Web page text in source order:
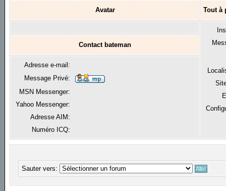
Avatar Tout à
Contact bateman
Adresse e-mail:
Message Privé:
MSN Messenger:
Yahoo Messenger:
Adresse AIM:
Numéro ICQ:
Sauter vers: